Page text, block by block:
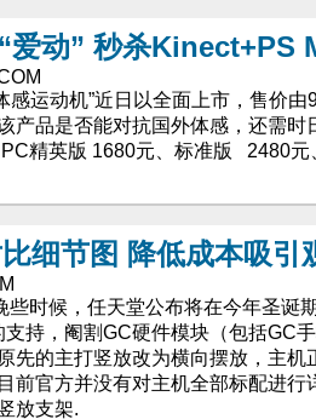
爱动” 秒杀Kinect+PS
感运动机”近日以全面上市，售价
产品是否能对抗国外体感，还需时
精英版 1680元、标准版 2480元
细节图 降低成本吸引
些时候，任天堂公布将在今年圣诞
持，阉割GC硬件模块（包括GC
先的主打竖放改为横向摆放，主机
前官方并没有对主机全部标配进行
放支架.